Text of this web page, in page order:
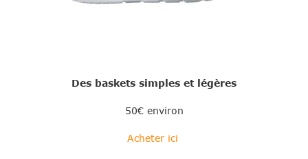
Des baskets simples et légères
50€ environ
Acheter ici